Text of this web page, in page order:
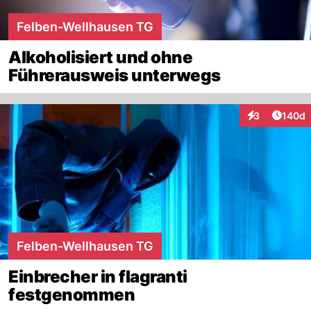
Felben-Wellhausen TG
Alkoholisiert und ohne
Führerausweis unterwegs
3
Interaktionen
140d
Felben-Wellhausen TG
Einbrecher in flagranti
festgenommen